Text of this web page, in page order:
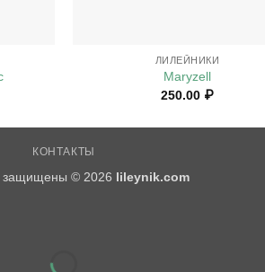
ЛИЛЕЙНИКИ
Maryzell
250.00 ₽
КОНТАКТЫ
защищены © 2026 lileynik.com